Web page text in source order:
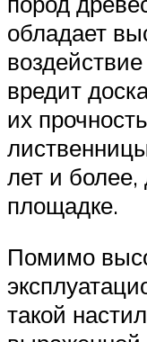
обладает
вредит
их
лет и более,
площадке.
Помимо
такой